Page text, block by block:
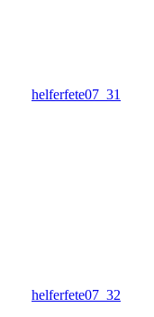
helferfete07_31
helferfete07_32